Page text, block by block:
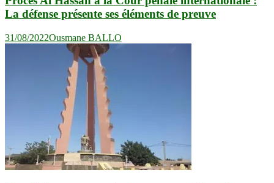
La défense présente ses éléments de preuve
31/08/2022Ousmane BALLO